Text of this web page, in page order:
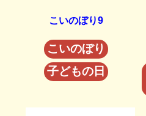
こいのぼり9
こいのぼり
子どもの日